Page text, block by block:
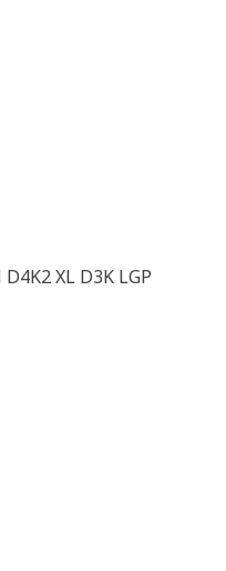
XL D3K LGP